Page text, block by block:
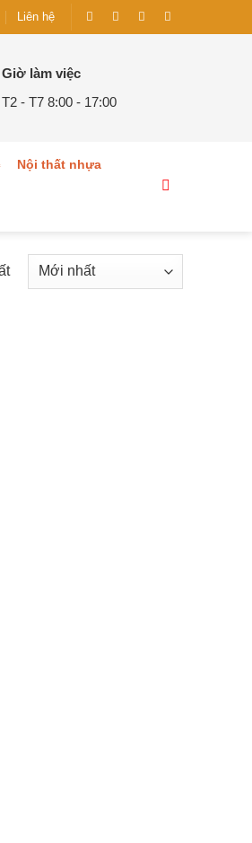
Liên hệ
Giờ làm việc
T2 - T7 8:00 - 17:00
Nội thất nhựa